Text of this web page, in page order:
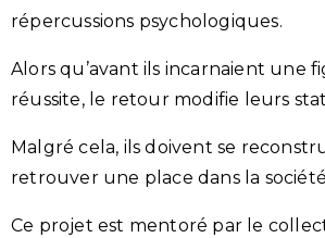
répercussions psychologiques.
Alors qu’avant ils incarnaient une
réussite, le retour modifie leurs
Malgré cela, ils doivent se
retrouver une place dans la
Ce projet est mentoré par le